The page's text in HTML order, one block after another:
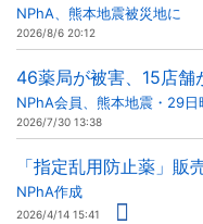
NPhA、熊本地震被災地に
2026/8/6 20:12
46薬局が被害、15店舗
NPhA会員、熊本地震・29日
2026/7/30 13:38
「指定乱用防止薬」販
NPhA作成
2026/4/14 15:41